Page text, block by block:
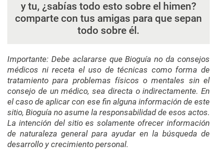
y tu, ¿sabías todo esto sobre el himen?
comparte con tus amigas para que sepan
todo sobre él.
Importante: Debe aclararse que Bioguía no da consejos
médicos ni receta el uso de técnicas como forma de
tratamiento para problemas físicos o mentales sin el
consejo de un médico, sea directa o indirectamente. En
el caso de aplicar con ese fin alguna información de este
sitio, Bioguía no asume la responsabilidad de esos actos.
La intención del sitio es solamente ofrecer información
de naturaleza general para ayudar en la búsqueda de
desarrollo y crecimiento personal.